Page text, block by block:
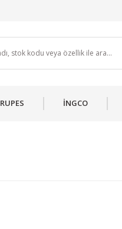
RUPES İNGCO